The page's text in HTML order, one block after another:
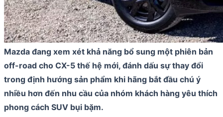
Mazda đang xem xét khả năng bổ sung một phiên bản
off-road cho CX-5 thế hệ mới, đánh dấu sự thay đổi
trong định hướng sản phẩm khi hãng bắt đầu chú ý
nhiều hơn đến nhu cầu của nhóm khách hàng yêu thích
phong cách SUV bụi bặm.